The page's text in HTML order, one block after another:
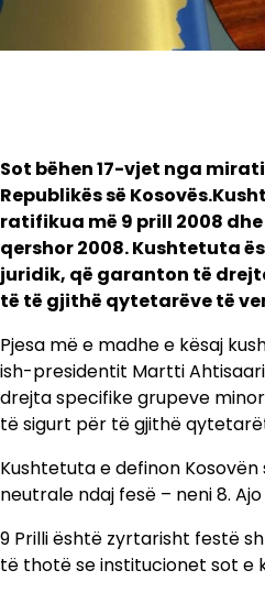
Sot bëhen 17-vjet nga
Republikës së
ratifikua më 9 prill 2008 dhe
qershor 2008. Kushtetuta
juridik, që garanton të
të të gjithë qytetarëve të
Pjesa më e madhe e kësaj
ish-presidentit Martti
drejta specifike grupeve
të sigurt për të gjithë
Kushtetuta e definon
neutrale ndaj fesë – neni 8.
9 Prilli është zyrtarisht festë
të thotë se institucionet sot e